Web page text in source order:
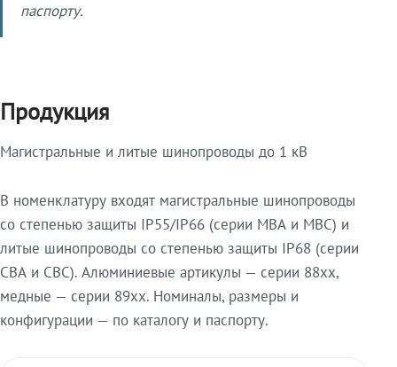
паспорту.
Продукция
Магистральные и литые шинопроводы до 1 кВ
В номенклатуру входят магистральные шинопроводы
со степенью защиты IP55/IP66 (серии МВА и МВС) и
литые шинопроводы со степенью защиты IP68 (серии
СВА и СВС). Алюминиевые артикулы — серии 88xx,
медные — серии 89xx. Номиналы, размеры и
конфигурации — по каталогу и паспорту.